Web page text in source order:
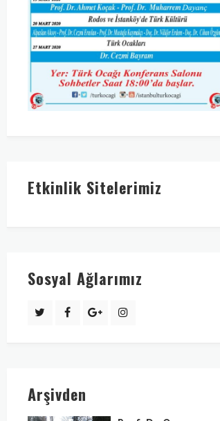
Etkinlik Sitelerimiz
Sosyal Ağlarımız
Arşivden